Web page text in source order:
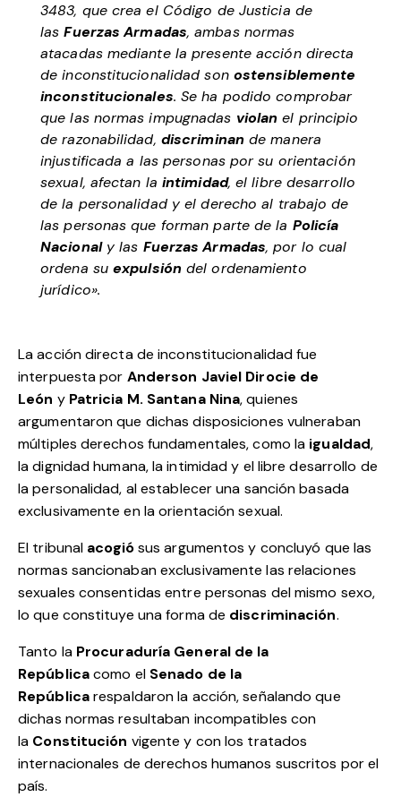
3483, que crea el Código de Justicia de
lasFuerzas Armadas, ambas normas
atacadas mediante la presente acción directa
de inconstitucionalidad son ostensiblemente
inconstitucionales. Se ha podido comprobar
que las normas impugnadas violan el principio
de razonabilidad, discriminan de manera
injustificada a las personas por su orientación
sexual, afectan la intimidad, el libre desarrollo
de la personalidad y el derecho al trabajo de
las personas que forman parte de la Policía
Nacionaly las Fuerzas Armadas, por lo cual
ordena su expulsión del ordenamiento
jurídico».
La acción directa de inconstitucionalidad fue
interpuesta por Anderson Javiel Dirocie de
León y Patricia M. Santana Nina, quienes
argumentaron que dichas disposiciones vulneraban
múltiples derechos fundamentales, como la igualdad,
la dignidad humana, la intimidad y el libre desarrollo de
la personalidad, al establecer una sanción basada
exclusivamente en la orientación sexual.
El tribunal acogiósus argumentos y concluyó que las
normas sancionaban exclusivamente las relaciones
sexuales consentidas entre personas del mismo sexo,
lo que constituye una forma de discriminación.
Tanto la Procuraduría General de la
Repúblicacomo el Senado de la
Repúblicarespaldaron la acción, señalando que
dichas normas resultaban incompatibles con
la Constitución vigente y con los tratados
internacionales de derechos humanos suscritos por el
país.